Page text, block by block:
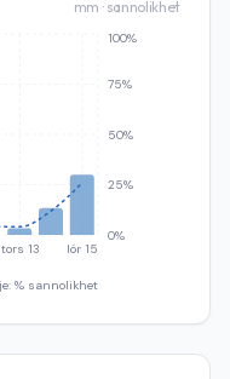
mm · sannolikhet
tors 13 lör 15
0%
25%
50%
75%
100%
% sannolikhet